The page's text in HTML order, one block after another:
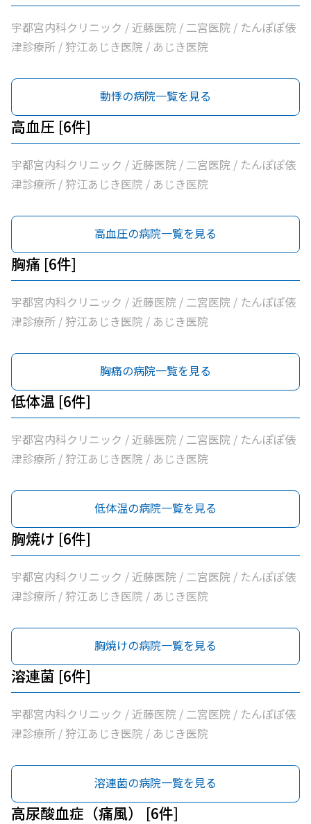
宇都宮内科クリニック / 近藤医院 / 二宮医院 / たんぽぽ俵
津診療所 / 狩江あじき医院 / あじき医院
動悸の病院一覧を見る
高血圧 [6件]
宇都宮内科クリニック / 近藤医院 / 二宮医院 / たんぽぽ俵
津診療所 / 狩江あじき医院 / あじき医院
高血圧の病院一覧を見る
胸痛 [6件]
宇都宮内科クリニック / 近藤医院 / 二宮医院 / たんぽぽ俵
津診療所 / 狩江あじき医院 / あじき医院
胸痛の病院一覧を見る
低体温 [6件]
宇都宮内科クリニック / 近藤医院 / 二宮医院 / たんぽぽ俵
津診療所 / 狩江あじき医院 / あじき医院
低体温の病院一覧を見る
胸焼け [6件]
宇都宮内科クリニック / 近藤医院 / 二宮医院 / たんぽぽ俵
津診療所 / 狩江あじき医院 / あじき医院
胸焼けの病院一覧を見る
溶連菌 [6件]
宇都宮内科クリニック / 近藤医院 / 二宮医院 / たんぽぽ俵
津診療所 / 狩江あじき医院 / あじき医院
溶連菌の病院一覧を見る
高尿酸血症（痛風） [6件]